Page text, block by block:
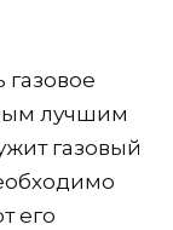
лучшим
газовый
его